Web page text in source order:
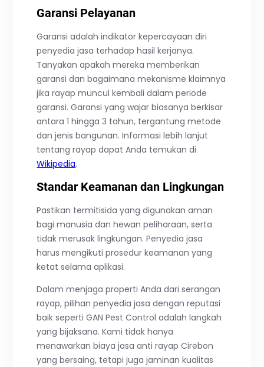
Garansi Pelayanan
Garansi adalah indikator kepercayaan diri
penyedia jasa terhadap hasil kerjanya.
Tanyakan apakah mereka memberikan
garansi dan bagaimana mekanisme klaimnya
jika rayap muncul kembali dalam periode
garansi. Garansi yang wajar biasanya berkisar
antara 1 hingga 3 tahun, tergantung metode
dan jenis bangunan. Informasi lebih lanjut
tentang rayap dapat Anda temukan di
Wikipedia.
Standar Keamanan dan Lingkungan
Pastikan termitisida yang digunakan aman
bagi manusia dan hewan peliharaan, serta
tidak merusak lingkungan. Penyedia jasa
harus mengikuti prosedur keamanan yang
ketat selama aplikasi.
Dalam menjaga properti Anda dari serangan
rayap, pilihan penyedia jasa dengan reputasi
baik seperti GAN Pest Control adalah langkah
yang bijaksana. Kami tidak hanya
menawarkan biaya jasa anti rayap Cirebon
yang bersaing, tetapi juga jaminan kualitas